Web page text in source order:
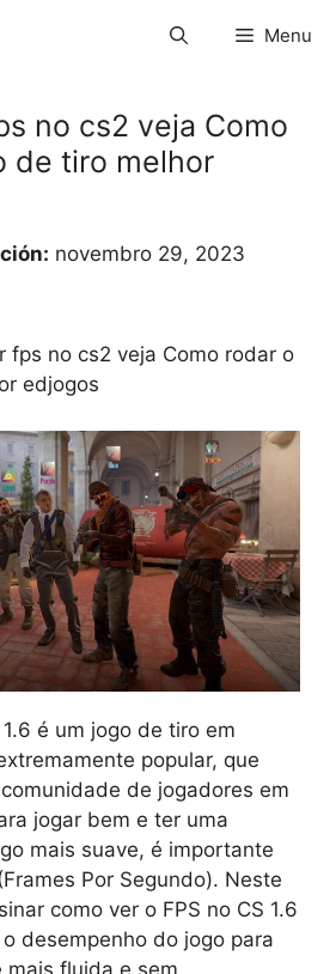
Menu
no cs2 veja Como
de tiro melhor
novembro 29, 2023
fps no cs2 veja Como rodar o
edjogos
é um jogo de tiro em
popular, que
de jogadores em
jogar bem e ter uma
mais suave, é importante
Por Segundo). Neste
como ver o FPS no CS 1.6
desempenho do jogo para
fluida e sem